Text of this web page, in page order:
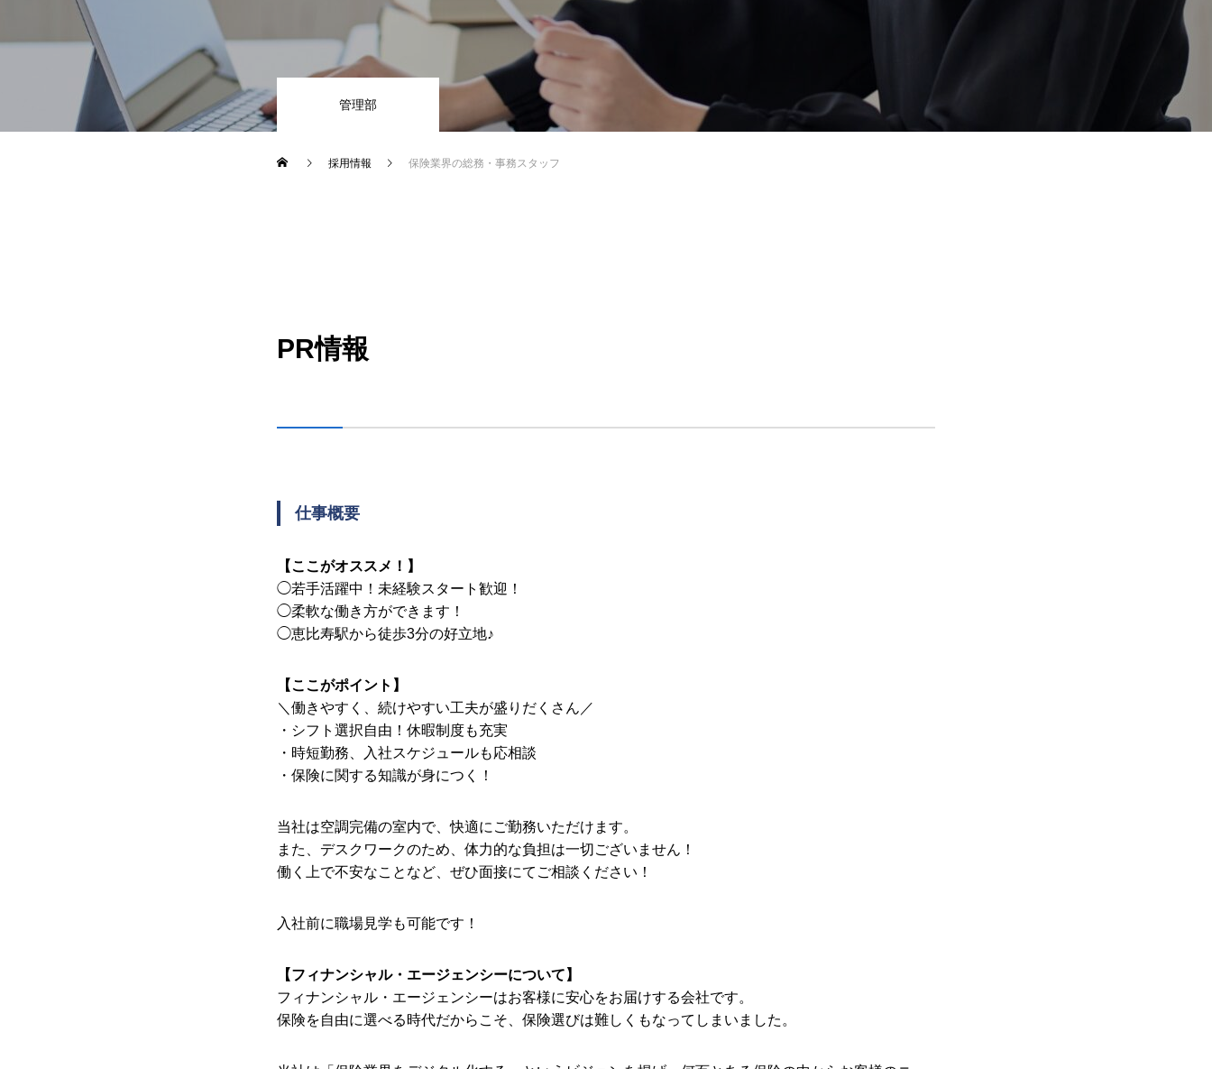
管理部
採用情報 保険業界の総務・事務スタッフ
PR情報
仕事概要
【ここがオススメ！】
◯若手活躍中！未経験スタート歓迎！
◯柔軟な働き方ができます！
◯恵比寿駅から徒歩3分の好立地♪
【ここがポイント】
＼働きやすく、続けやすい工夫が盛りだくさん／
・シフト選択自由！休暇制度も充実
・時短勤務、入社スケジュールも応相談
・保険に関する知識が身につく！
当社は空調完備の室内で、快適にご勤務いただけます。
また、デスクワークのため、体力的な負担は一切ございません！
働く上で不安なことなど、ぜひ面接にてご相談ください！
入社前に職場見学も可能です！
【フィナンシャル・エージェンシーについて】
フィナンシャル・エージェンシーはお客様に安心をお届けする会社です。
保険を自由に選べる時代だからこそ、保険選びは難しくもなってしまいました。